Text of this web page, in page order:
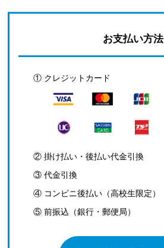
お支払い方法
① クレジットカード
② 掛け払い・後払い代金引換
③ 代金引換
④ コンビニ後払い（高校生限定）
⑤ 前振込（銀行・郵便局）